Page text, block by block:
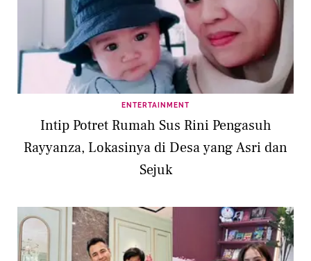
ENTERTAINMENT
Intip Potret Rumah Sus Rini Pengasuh
Rayyanza, Lokasinya di Desa yang Asri dan
Sejuk